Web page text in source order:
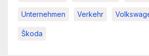
Unternehmen Verkehr
Škoda